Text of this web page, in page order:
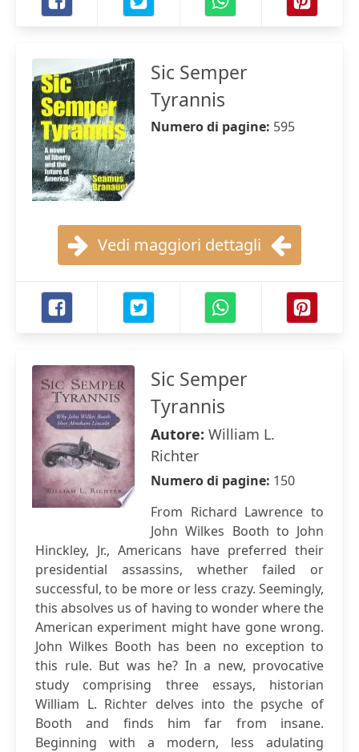
Sic Semper
Tyrannis
Numero di pagine: 595
Vedi maggiori dettagli
Sic Semper
Tyrannis
Autore: William L.
Richter
Numero di pagine: 150
From Richard Lawrence to
John Wilkes Booth to John
Hinckley, Jr., Americans have preferred their
presidential assassins, whether failed or
successful, to be more or less crazy. Seemingly,
this absolves us of having to wonder where the
American experiment might have gone wrong.
John Wilkes Booth has been no exception to
this rule. But was he? In a new, provocative
study comprising three essays, historian
William L. Richter delves into the psyche of
Booth and finds him far from insane.
Beginning with a modern, less adulating